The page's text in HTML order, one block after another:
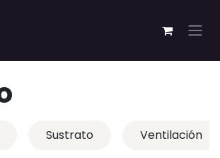
Sustrato Ventilación